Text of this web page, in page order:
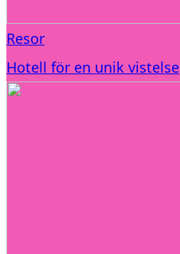
Resor
Hotell för en unik vistelse